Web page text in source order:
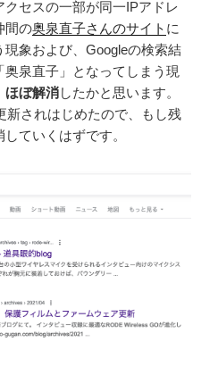
セスの一部が同一IPアドレ
間の奥泉直子さんのサイト に
現象および、Googleの検索結
泉直子」となってしまう現
ほぼ解消したかと思います。
新されはじめたので、もし残
ていくはずです。